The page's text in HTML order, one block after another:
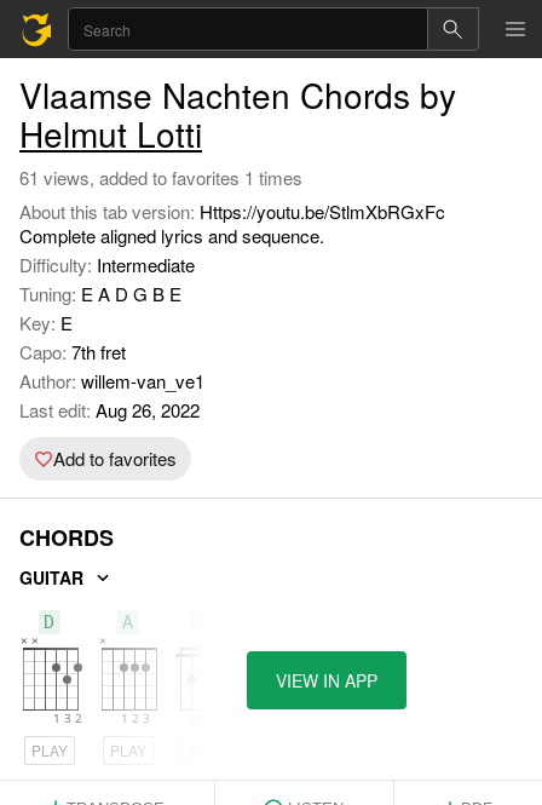
Vlaamse Nachten Chords by
Helmut Lotti
61 views, added to favorites 1 times
About this tab version: Https://youtu.be/StlmXbRGxFc
Complete aligned lyrics and sequence.
Difficulty: Intermediate
Tuning: E A D G B E
Key: E
Capo: 7th fret
Author: willem-van_ve1
Last edit: Aug 26, 2022
Add to favorites
CHORDS
GUITAR
D
PLAY
A
PLAY
VIEW IN APP